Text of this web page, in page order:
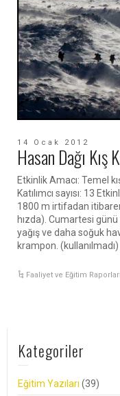
14 Ocak 2012
Hasan Dağı Kış
Etkinlik Amacı: Temel
Katılımcı sayısı: 13
1800 m irtifadan
hızda). Cumartesi günü
yağış ve daha soğuk
krampon. (kullanılmadı)
Faaliyet ve Eğitim Raporları
Kategoriler
Eğitim Yazıları (39)